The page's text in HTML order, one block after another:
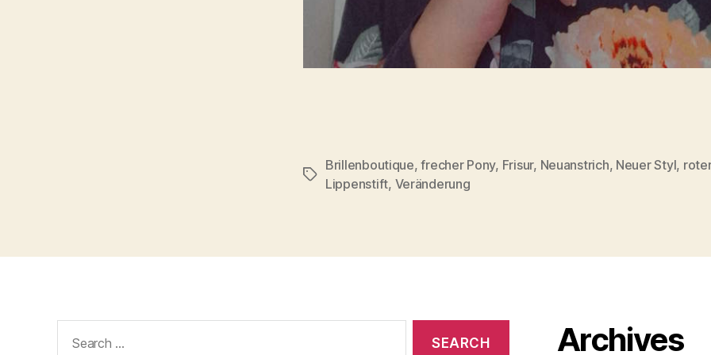
Tags
Brillenboutique,frecher Pony, Frisur, Neuanstrich, Neuer Styl,
Lippenstift, Veränderung
for:
Archives